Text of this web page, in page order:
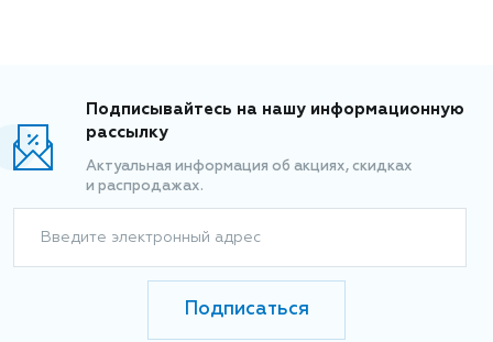
Подписывайтесь на нашу информационную
рассылку
Актуальная информация об акциях, скидках
и распродажах.
Введите электронный адрес
Подписаться